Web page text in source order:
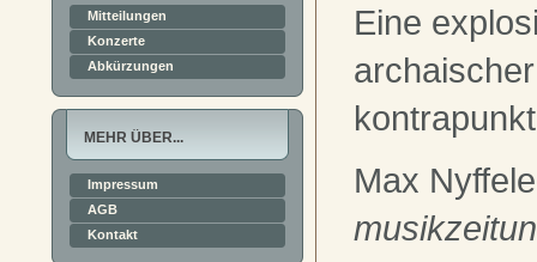
Mitteilungen
Konzerte
Abkürzungen
MEHR ÜBER...
Impressum
AGB
Kontakt
Eine
Max